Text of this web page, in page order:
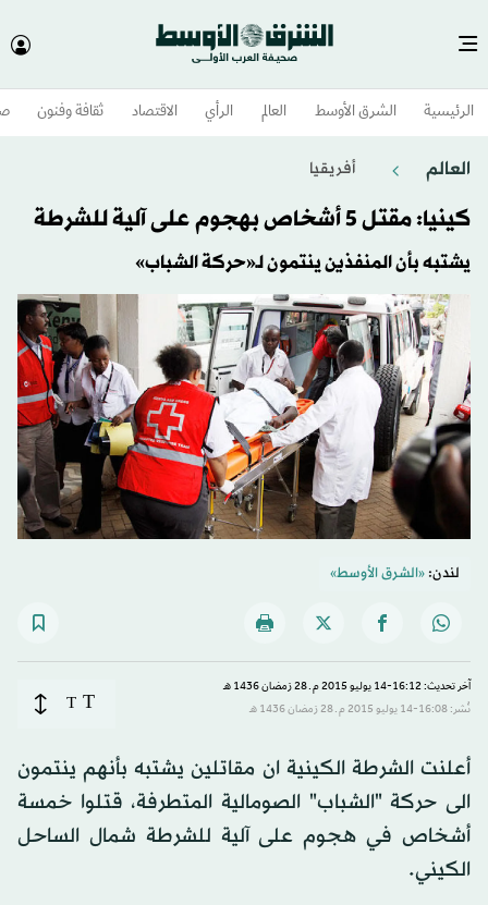
الرئيسية الشرق الأوسط​ العالم الرأي الاقتصاد ثقافة وفنون
العالم أفريقيا
كينيا: مقتل 5 أشخاص بهجوم على آلية للشرطة
يشتبه بأن المنفذين ينتمون لـ«حركة الشباب»
لندن:«الشرق الأوسط»
آخر تحديث: 16:12-14 يوليو 2015 م ـ 28 رَمضان 1436 هـ
نُشر: 16:08-14 يوليو 2015 م ـ 28 رَمضان 1436 هـ
T
T
أعلنت الشرطة الكينية ان مقاتلين يشتبه بأنهم ينتمون
الى حركة "الشباب" الصومالية المتطرفة، قتلوا خمسة
أشخاص في هجوم على آلية للشرطة شمال الساحل
الكيني.